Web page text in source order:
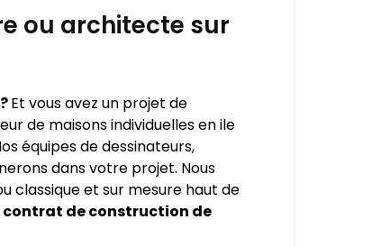
ou architecte sur
Et vous avez un projet de
de maisons individuelles en ile
équipes de dessinateurs,
dans votre projet. Nous
classique et sur mesure haut de
contrat de construction de